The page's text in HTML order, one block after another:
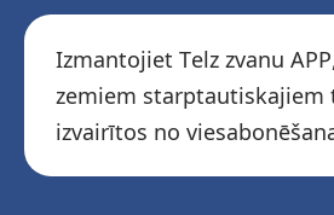
Izmantojiet Telz zvanu
zemiem starptautiskajiem
izvairītos no